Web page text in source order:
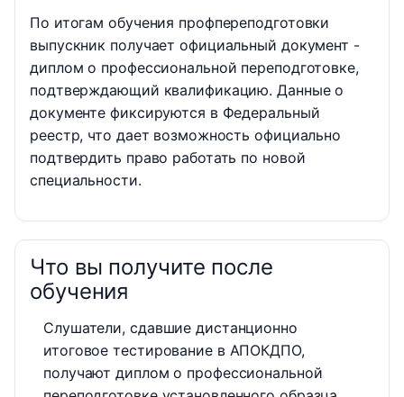
По итогам обучения профпереподготовки
выпускник получает официальный документ -
диплом о профессиональной переподготовке,
подтверждающий квалификацию. Данные о
документе фиксируются в Федеральный
реестр, что дает возможность официально
подтвердить право работать по новой
специальности.
Что вы получите после
обучения
Слушатели, сдавшие дистанционно
итоговое тестирование в АПОКДПО,
получают диплом о профессиональной